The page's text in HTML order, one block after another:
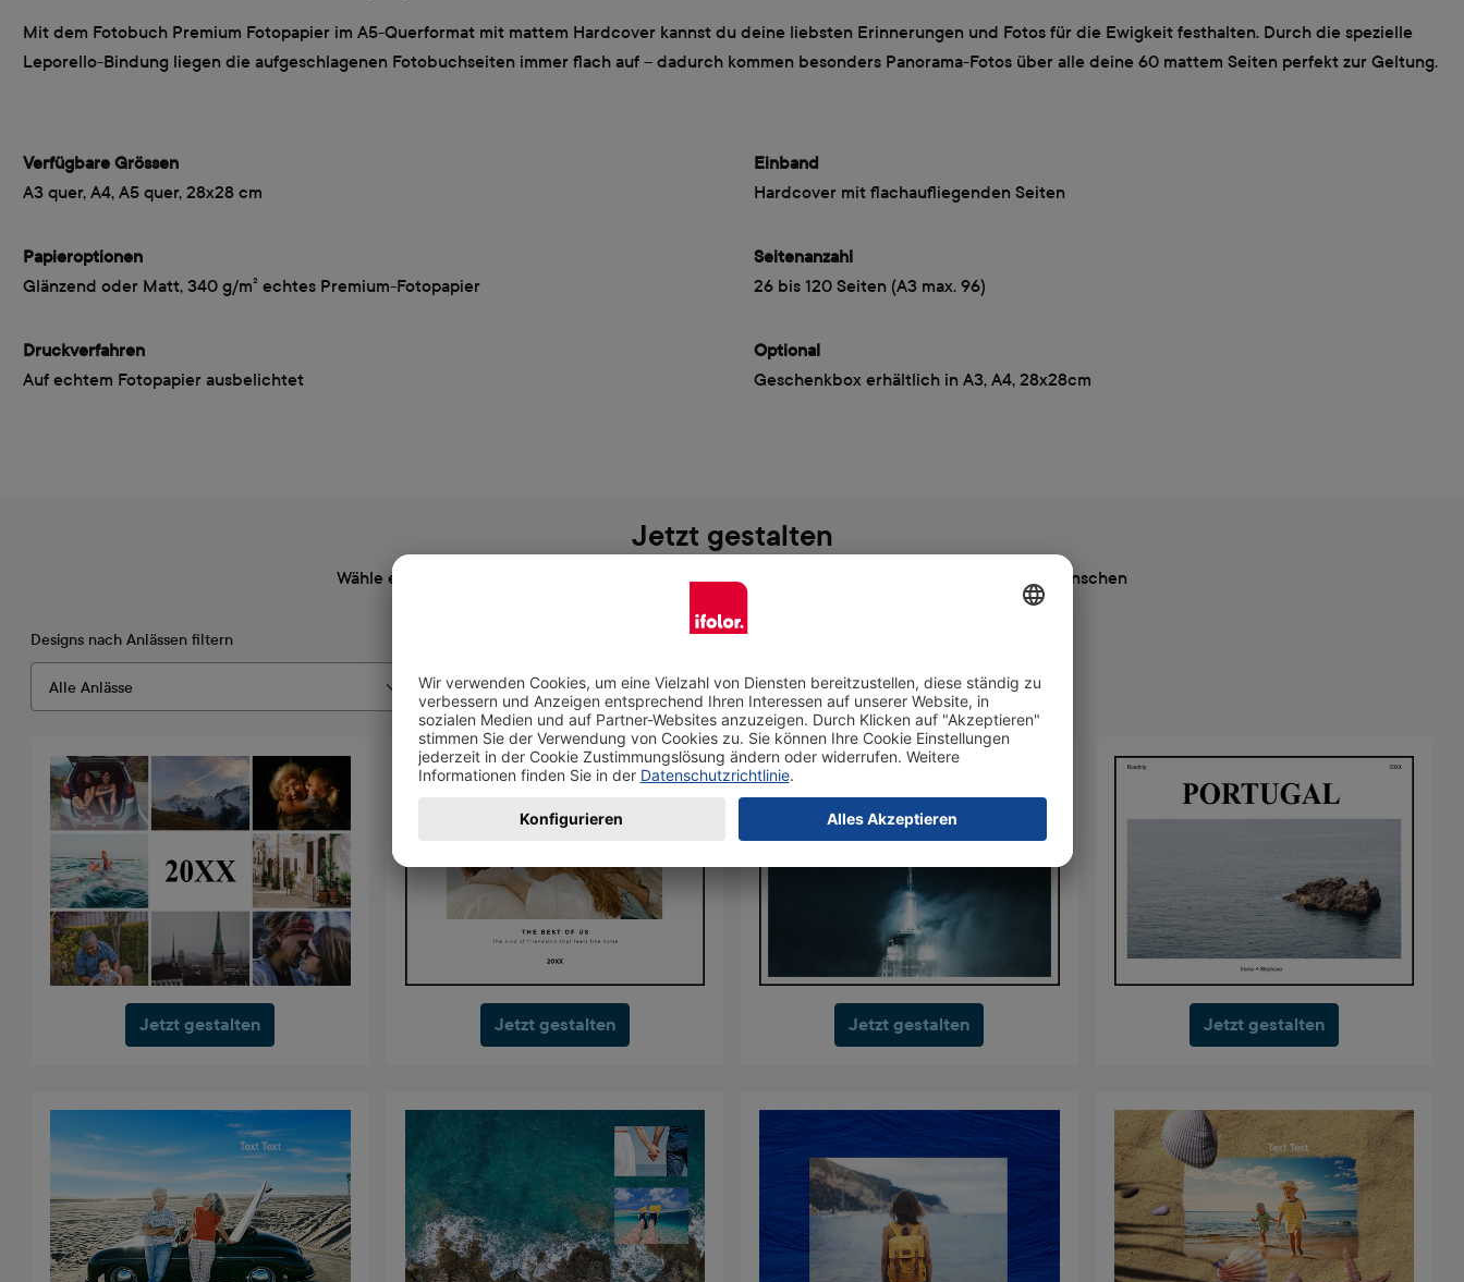
Mit dem Fotobuch Premium Fotopapier im A5-Querformat mit mattem Hardcover kannst du deine liebsten Erinnerungen und Fotos für die Ewigkeit festhalten. Durch die spezielle
Leporello-Bindung liegen die aufgeschlagenen Fotobuchseiten immer flach auf – dadurch kommen besonders Panorama-Fotos über alle deine 60 mattem Seiten perfekt zur Geltung.
Verfügbare Grössen
A3 quer, A4, A5 quer, 28x28 cm
Papieroptionen
Glänzend oder Matt, 340 g/m² echtes Premium-Fotopapier
Druckverfahren
Auf echtem Fotopapier ausbelichtet
Einband
Hardcover mit flachaufliegenden Seiten
Seitenanzahl
26 bis 120 Seiten (A3 max. 96)
Optional
Geschenkbox erhältlich in A3, A4, 28x28cm
Jetzt gestalten
Wähle ein Design, das zu deinem Anlass passt, und gestalte dein Produkt ganz nach deinen Wünschen
Designs nach Anlässen filtern
Jetzt gestalten Jetzt gestalten Jetzt gestalten Jetzt gestalten